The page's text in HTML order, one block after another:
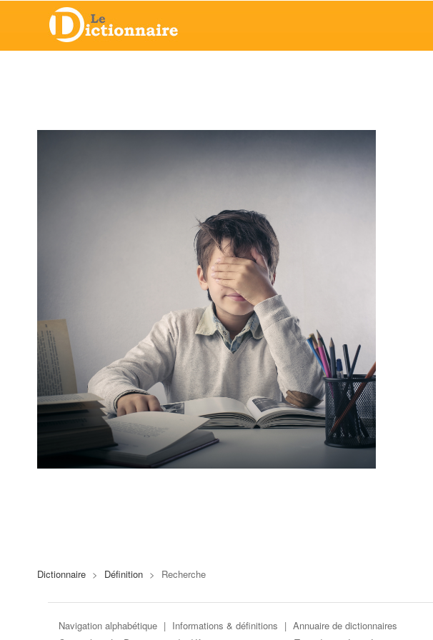
Dictionnaire > Définition > Recherche
Navigation alphabétique | Informations & définitions | Annuaire de dictionnaires